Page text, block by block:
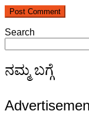
Search
ನಮ್ಮ ಬಗ್ಗೆ